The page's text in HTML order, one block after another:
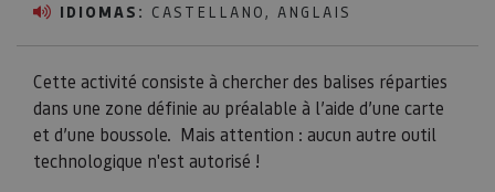
IDIOMAS: CASTELLANO, ANGLAIS
Cette activité consiste à chercher des balises réparties
dans une zone définie au préalable à l’aide d’une carte
et d’une boussole. Mais attention : aucun autre outil
technologique n'est autorisé !